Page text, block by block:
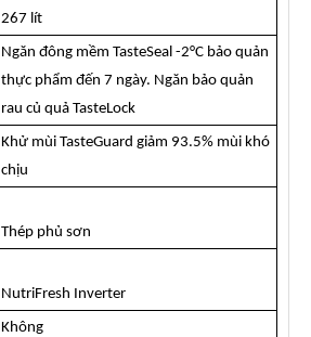
267 lít
Ngăn đông mềm TasteSeal -2°C bảo quản
thực phẩm đến 7 ngày. Ngăn bảo quản
rau củ quả TasteLock
Khử mùi TasteGuard giảm 93.5% mùi khó
chịu
Thép phủ sơn
NutriFresh Inverter
Không